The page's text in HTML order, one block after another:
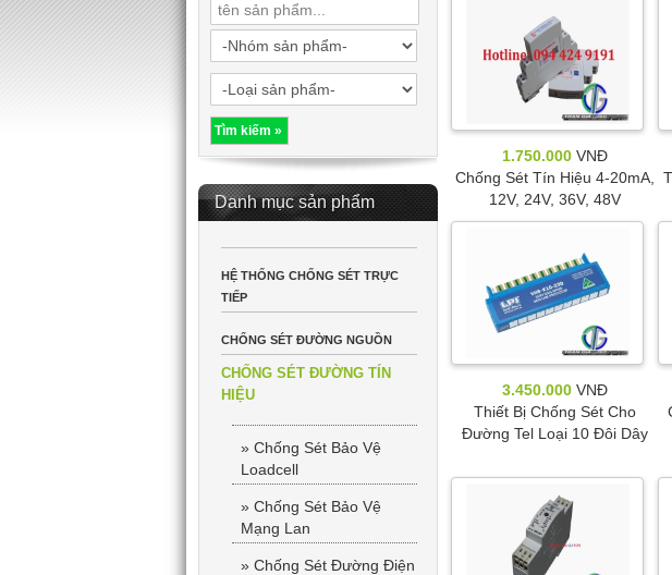
Danh mục sản phẩm
HỆ THỐNG CHỐNG SÉT TRỰC
TIẾP
CHỐNG SÉT ĐƯỜNG NGUỒN
CHỐNG SÉT ĐƯỜNG TÍN
HIỆU
» Chống Sét Bảo Vệ
Loadcell
» Chống Sét Bảo Vệ
Mạng Lan
» Chống Sét Đường Điện
1.750.000VNĐ
Chống Sét Tín Hiệu 4-20mA,
12V, 24V, 36V, 48V
3.450.000VNĐ
Thiết Bị Chống Sét Cho
Đường Tel Loại 10 Đôi Dây